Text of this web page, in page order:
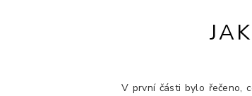
V první části bylo řečeno,